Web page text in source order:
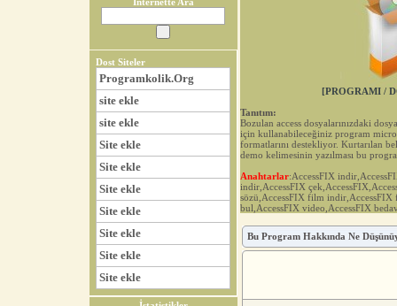
Dost Siteler
Programkolik.Org
site ekle
site ekle
Site ekle
Site ekle
Site ekle
Site ekle
Site ekle
Site ekle
Site ekle
[PROGRAMI /
Tanıtım:
Bozulan access dosyalarınızdaki
için kullanabileceğiniz program
formatlarını destekliyor. Kurtarılan
demo kelimesinin yazılması bu
Anahtarlar:AccessFIX
indir,AccessFIX
sözü,AccessFIX film indir,AccessFIX
bul,AccessFIX video,AccessFIX
Bu Program Hakkında Ne